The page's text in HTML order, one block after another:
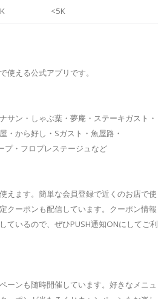
<5K
使える公式アプリです。
サン・しゃぶ葉・夢庵・ステーキガスト・
・から好し・Sガスト・魚屋路・
プ・フロプレステージュなど
えます。簡単な会員登録で近くのお店で使
クーポンも配信しています。クーポン情報
ているので、ぜひPUSH通知ONにしてご利
ーンも随時開催しています。好きなメニュ